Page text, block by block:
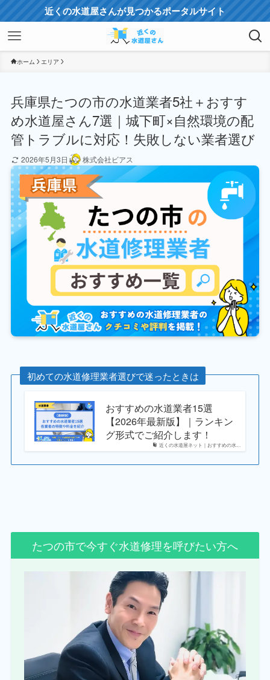
近くの水道屋さんが見つかるポータルサイト
ホーム エリア
兵庫県たつの市の水道業者5社＋おすす
め水道屋さん7選｜城下町×自然環境の配
管トラブルに対応！失敗しない業者選び
2026年5月3日 株式会社ビアス
初めての水道修理業者選びで迷ったときは
近くの水道屋ネット｜おすすめの水...
おすすめの水道業者15選
【2026年最新版】｜ランキン
グ形式でご紹介します！
たつの市で今すぐ水道修理を呼びたい方へ